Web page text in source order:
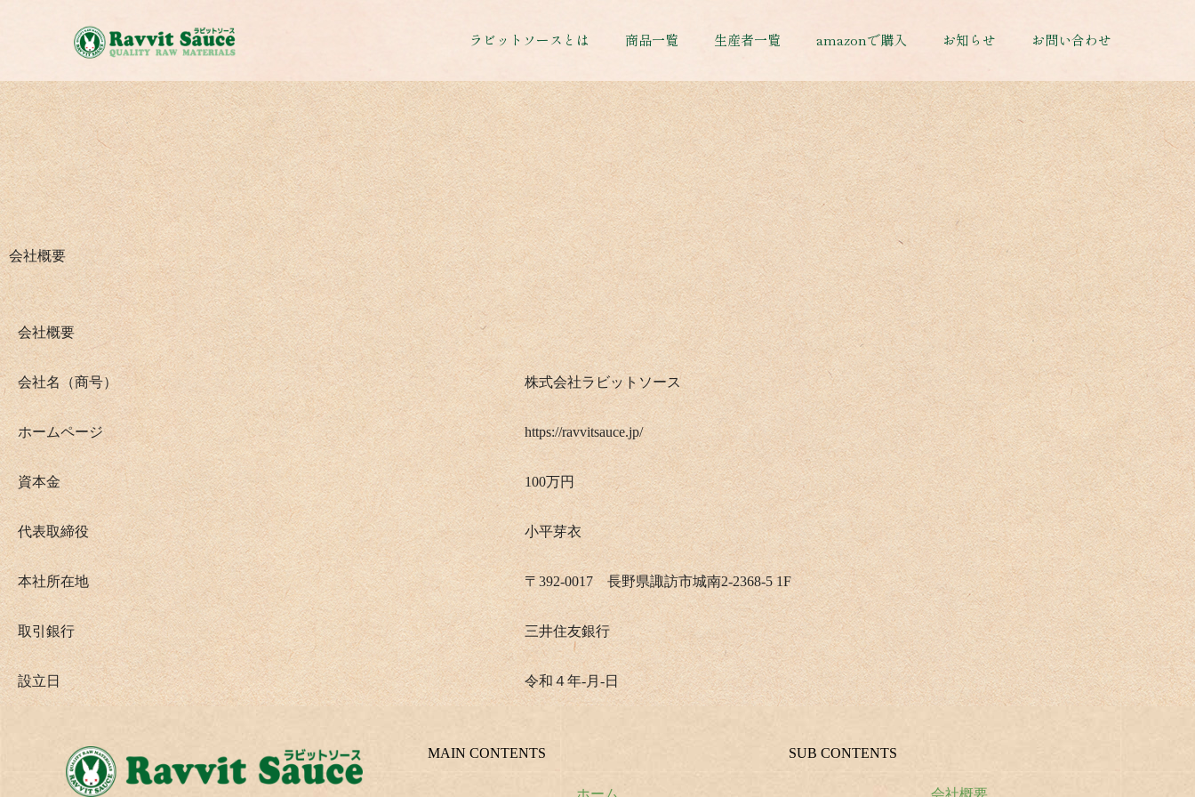
ラビットソースとは 商品一覧 生産者一覧 amazonで購入 お知らせ お問い合わせ
会社概要
会社概要
会社名（商号） 株式会社ラビットソース
ホームページ https://ravvitsauce.jp/
資本金 100万円
代表取締役 小平芽衣
本社所在地 〒392-0017 長野県諏訪市城南2-2368-5 1F
取引銀行 三井住友銀行
設立日 令和４年-月-日
MAIN CONTENTS
ホーム
SUB CONTENTS
会社概要